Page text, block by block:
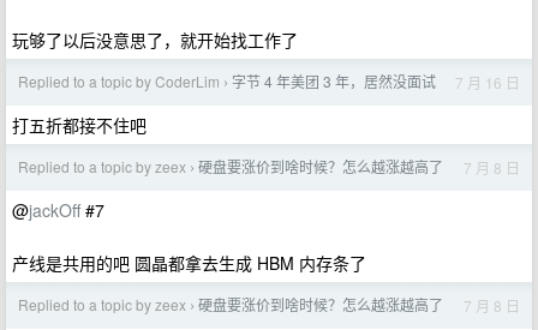
玩够了以后没意思了，就开始找工作了
Replied to a topic by CoderLim › 字节 4 年美团 3 年，居然没面试 7 月 16 日
打五折都接不住吧
Replied to a topic by zeex › 硬盘要涨价到啥时候？怎么越涨越高了 7 月 8 日
@jackOff#7
产线是共用的吧 圆晶都拿去生成 HBM 内存条了
Replied to a topic by zeex › 硬盘要涨价到啥时候？怎么越涨越高了 7 月 8 日